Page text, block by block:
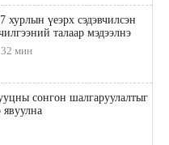
үеэрх сэдэвчилсэн
талаар мэдээлнэ
мин
сонгон шалгаруулалтыг
явуулна